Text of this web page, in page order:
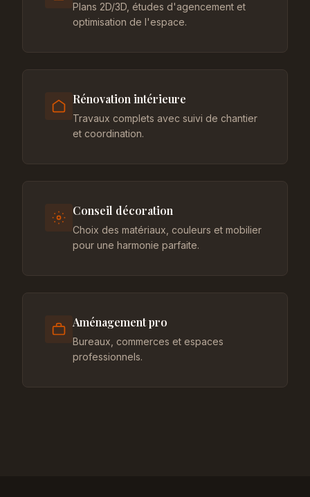
Plans 2D/3D, études d'agencement et
optimisation de l'espace.
Rénovation intérieure
Travaux complets avec suivi de chantier
et coordination.
Conseil décoration
Choix des matériaux, couleurs et mobilier
pour une harmonie parfaite.
Aménagement pro
Bureaux, commerces et espaces
professionnels.